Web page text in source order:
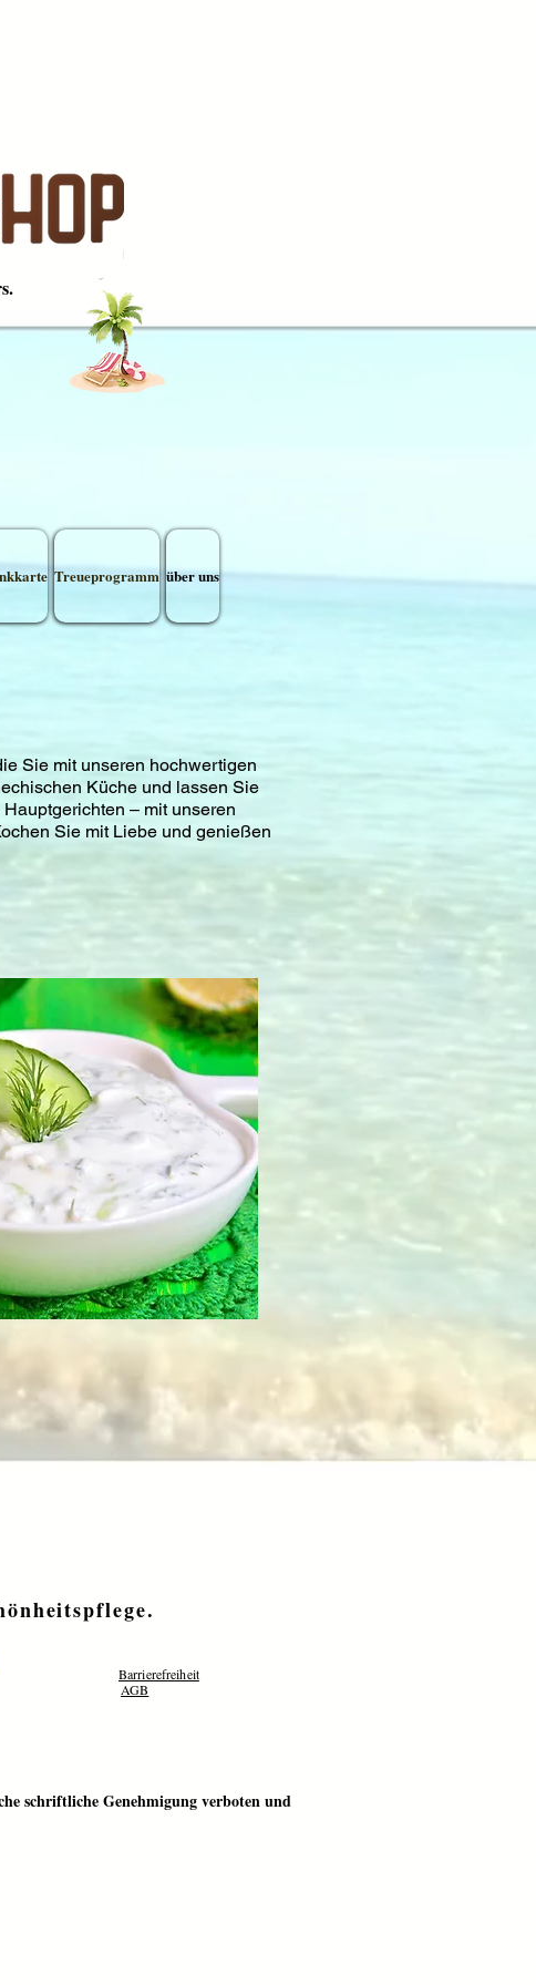
Treueprogramm über uns
Sie mit unseren hochwertigen
Küche und lassen Sie
– mit unseren
Sie mit Liebe und genießen
Barrierefreiheit
AGB
schriftliche Genehmigung verboten und